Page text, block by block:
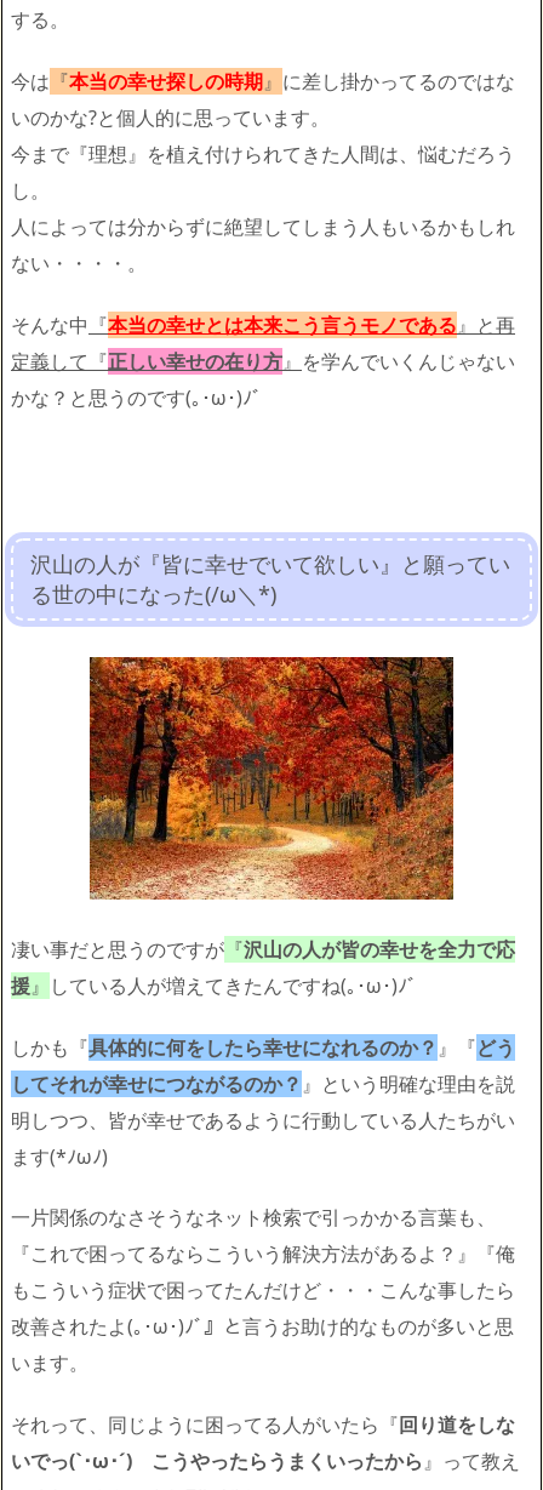
する。
今は 『本当の幸せ探しの時期』 に差し掛かってるのではな
いのかな?と個人的に思っています。
今まで『理想』を植え付けられてきた人間は、悩むだろう
し。
人によっては分からずに絶望してしまう人もいるかもしれ
ない・・・・。
そんな中 『本当の幸せとは本来こう言うモノである』と再
定義して『正しい幸せの在り方』 を学んでいくんじゃない
かな？と思うのです(｡･ω･)ﾉﾞ
沢山の人が『皆に幸せでいて欲しい』と願ってい
る世の中になった(/ω＼*)
凄い事だと思うのですが 『沢山の人が皆の幸せを全力で応
援』 している人が増えてきたんですね(｡･ω･)ﾉﾞ
しかも『具体的に何をしたら幸せになれるのか？ 』『どう
してそれが幸せにつながるのか？ 』という明確な理由を説
明しつつ、皆が幸せであるように行動している人たちがい
ます(*ﾉωﾉ)
一片関係のなさそうなネット検索で引っかかる言葉も、
『これで困ってるならこういう解決方法があるよ？』『俺
もこういう症状で困ってたんだけど・・・こんな事したら
改善されたよ(｡･ω･)ﾉﾞ』と言うお助け的なものが多いと思
います。
それって、同じように困ってる人がいたら『回り道をしな
いでっ(`･ω･´)ゞこうやったらうまくいったから』って教え